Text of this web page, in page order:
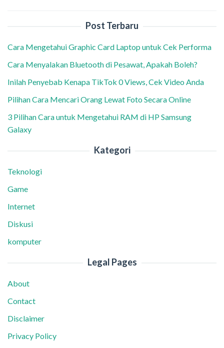
Post Terbaru
Cara Mengetahui Graphic Card Laptop untuk Cek Performa
Cara Menyalakan Bluetooth di Pesawat, Apakah Boleh?
Inilah Penyebab Kenapa TikTok 0 Views, Cek Video Anda
Pilihan Cara Mencari Orang Lewat Foto Secara Online
3 Pilihan Cara untuk Mengetahui RAM di HP Samsung
Galaxy
Kategori
Teknologi
Game
Internet
Diskusi
komputer
Legal Pages
About
Contact
Disclaimer
Privacy Policy